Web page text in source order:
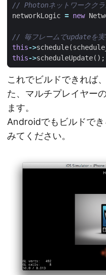
networkLogic = new
this->schedule(
this->scheduleUpdate();
これでビルドできれば
た、マルチプレイヤー
ます。
Androidでもビルドで
みてください。